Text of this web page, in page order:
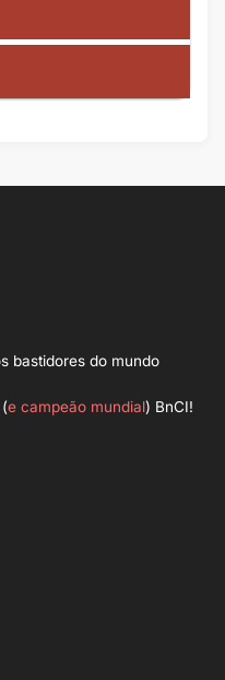
bastidores do mundo
e campeão mundial) BnCI!